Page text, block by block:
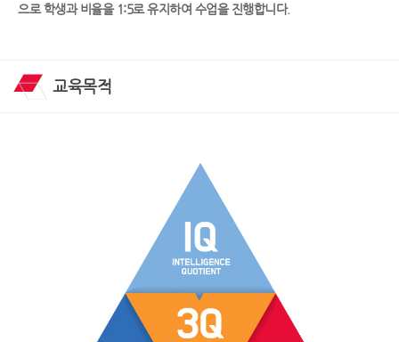
으로 학생과 비율을 1:5로 유지하여 수업을 진행합니다.
교육목적